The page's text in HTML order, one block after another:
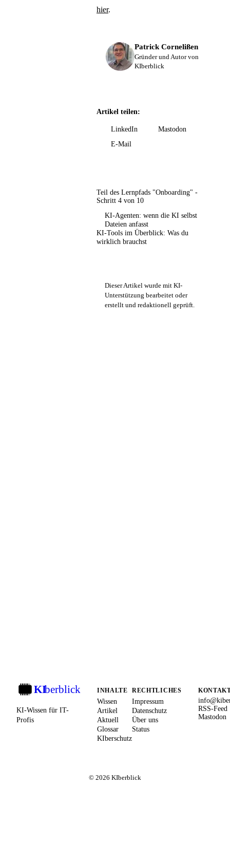
hier.
Patrick Cornelißen
Gründer und Autor von
KIberblick
Artikel teilen:
LinkedIn
Mastodon
E-Mail
Teil des Lernpfads "Onboarding" -
Schritt 4 von 10
KI-Agenten: wenn die KI selbst
Dateien anfasst
KI-Tools im Überblick: Was du
wirklich brauchst
Dieser Artikel wurde mit KI-
Unterstützung bearbeitet oder
erstellt und redaktionell geprüft.
KIberblick
KI-Wissen für IT-
Profis
INHALTE
Wissen
Artikel
Aktuell
Glossar
KIberschutz
RECHTLICHES
Impressum
Datenschutz
Über uns
Status
RSS-Feed
Mastodon
© 2026 KIberblick